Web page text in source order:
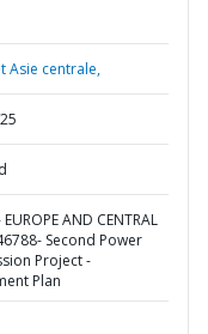
Asie centrale,
AND CENTRAL
Second Power
Project -
Plan